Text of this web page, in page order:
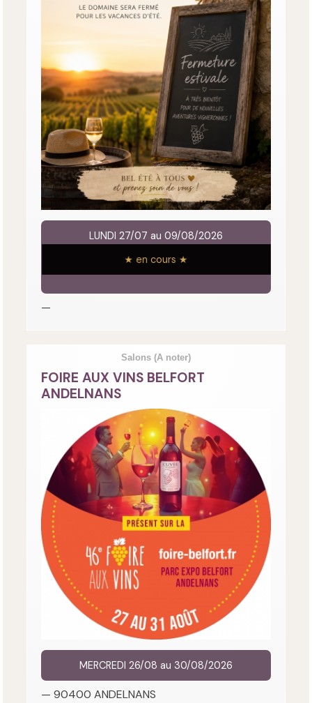
LUNDI 27/07 au 09/08/2026
★ en cours ★
—
Salons (A noter)
FOIRE AUX VINS BELFORT
ANDELNANS
MERCREDI 26/08 au 30/08/2026
— 90400 ANDELNANS